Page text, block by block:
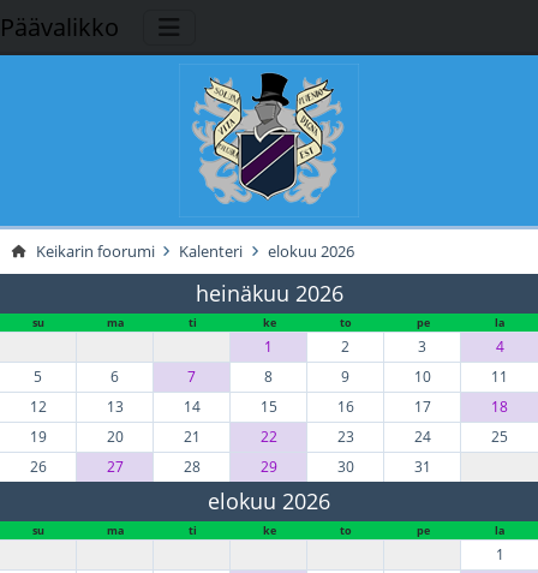
Päävalikko
Keikarin foorumi Kalenteri elokuu 2026
heinäkuu 2026
su ma ti ke to pe la
1 2 3
4
5
6 7 8 9 10
11
12
13 14 15 16 17
18
19
20 21 22 23 24
25
26
27 28 29 30 31
elokuu 2026
su ma ti ke to pe la
1